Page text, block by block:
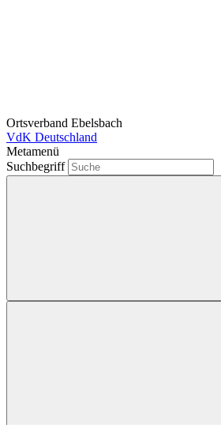
Ortsverband Ebelsbach
VdK Deutschland
Metamenü
Suchbegriff